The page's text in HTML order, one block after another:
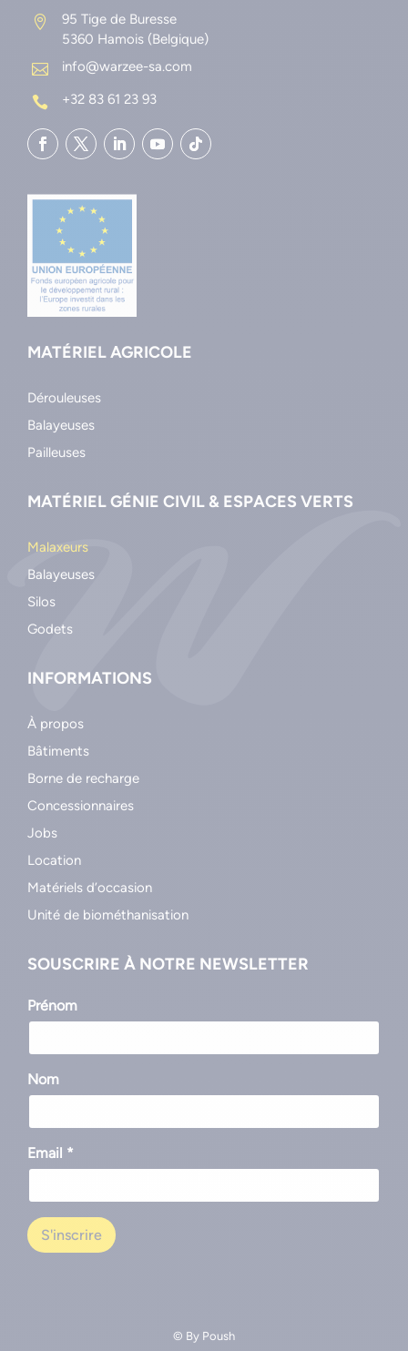

95 Tige de Buresse
5360 Hamois (Belgique)

info@warzee-sa.com
 +32 83 61 23 93
MATÉRIEL AGRICOLE
Dérouleuses
Balayeuses
Pailleuses
MATÉRIEL GÉNIE CIVIL & ESPACES VERTS
Malaxeurs
Balayeuses
Silos
Godets
INFORMATIONS
À propos
Bâtiments
Borne de recharge
Concessionnaires
Jobs
Location
Matériels d’occasion
Unité de biométhanisation
SOUSCRIRE À NOTRE NEWSLETTER
Prénom
Nom
Email *
© By Poush